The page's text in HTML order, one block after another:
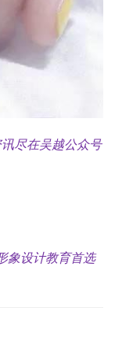
尽在吴越公众号
设计教育首选